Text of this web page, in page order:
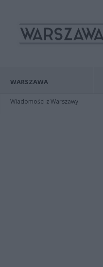
WARSZAWA
Wiadomości z Warszawy